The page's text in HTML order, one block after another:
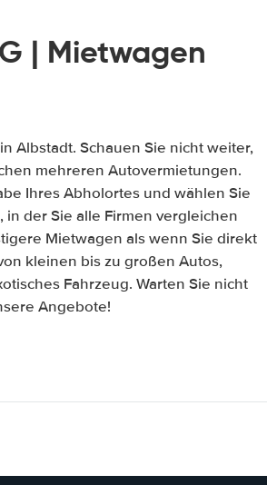
| Mietwagen
Albstadt. Schauen Sie nicht weiter,
mehreren Autovermietungen.
Ihres Abholortes und wählen Sie
der Sie alle Firmen vergleichen
Mietwagen als wenn Sie direkt
kleinen bis zu großen Autos,
Fahrzeug. Warten Sie nicht
Angebote!